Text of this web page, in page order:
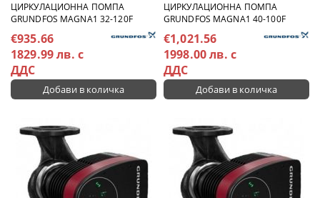
ЦИРКУЛАЦИОННА ПОМПА
GRUNDFOS MAGNA1 32-120F
€935.66
1829.99 лв. с
ДДС
ЦИРКУЛАЦИОННА ПОМПА
GRUNDFOS MAGNA1 40-100F
€1,021.56
1998.00 лв. с
ДДС